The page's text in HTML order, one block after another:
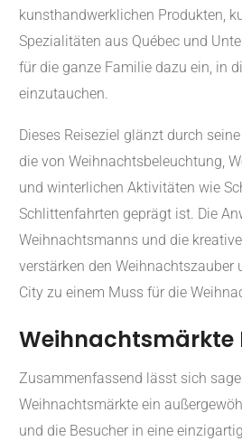
kunsthandwerklichen Produkten,
Spezialitäten aus Québec und
für die ganze Familie dazu ein, in
einzutauchen.
Dieses Reiseziel glänzt durch
die von Weihnachtsbeleuchtung,
und winterlichen Aktivitäten wie
Schlittenfahrten geprägt ist. Die
Weihnachtsmanns und die
verstärken den Weihnachtszauber
City zu einem Muss für die
Weihnachtsmärkte
Zusammenfassend lässt sich
Weihnachtsmärkte ein
und die Besucher in eine